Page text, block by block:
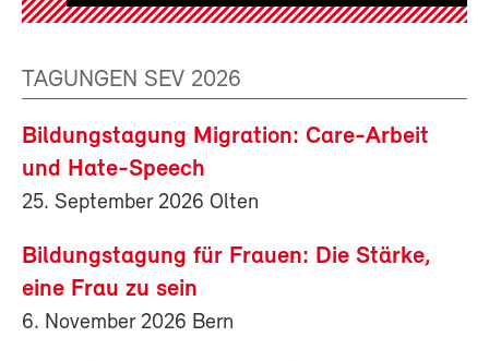
TAGUNGEN SEV 2026
Bildungstagung Migration: Care-Arbeit
und Hate-Speech
25. September 2026 Olten
Bildungstagung für Frauen: Die Stärke,
eine Frau zu sein
6. November 2026 Bern